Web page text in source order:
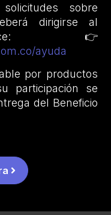
sobre
dirigirse al
👉
ayuda
por productos
participación se
del Beneficio